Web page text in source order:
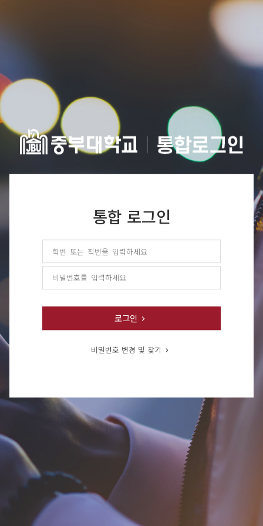
통합 로그인
로그인
비밀번호 변경 및 찾기